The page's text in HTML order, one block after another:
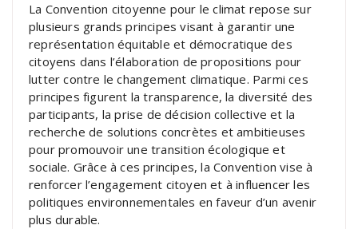
La Convention citoyenne pour le climat repose sur
plusieurs grands principes visant à garantir une
représentation équitable et démocratique des
citoyens dans l’élaboration de propositions pour
lutter contre le changement climatique. Parmi ces
principes figurent la transparence, la diversité des
participants, la prise de décision collective et la
recherche de solutions concrètes et ambitieuses
pour promouvoir une transition écologique et
sociale. Grâce à ces principes, la Convention vise à
renforcer l’engagement citoyen et à influencer les
politiques environnementales en faveur d’un avenir
plus durable.